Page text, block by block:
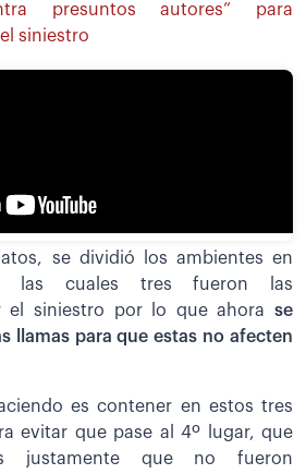
presuntos autores” para
siniestro
se dividió los ambientes en
las cuales tres fueron las
el siniestro por lo que ahora se
llamas para que estas no afecten
es contener en estos tres
evitar que pase al 4º lugar, que
justamente que no fueron